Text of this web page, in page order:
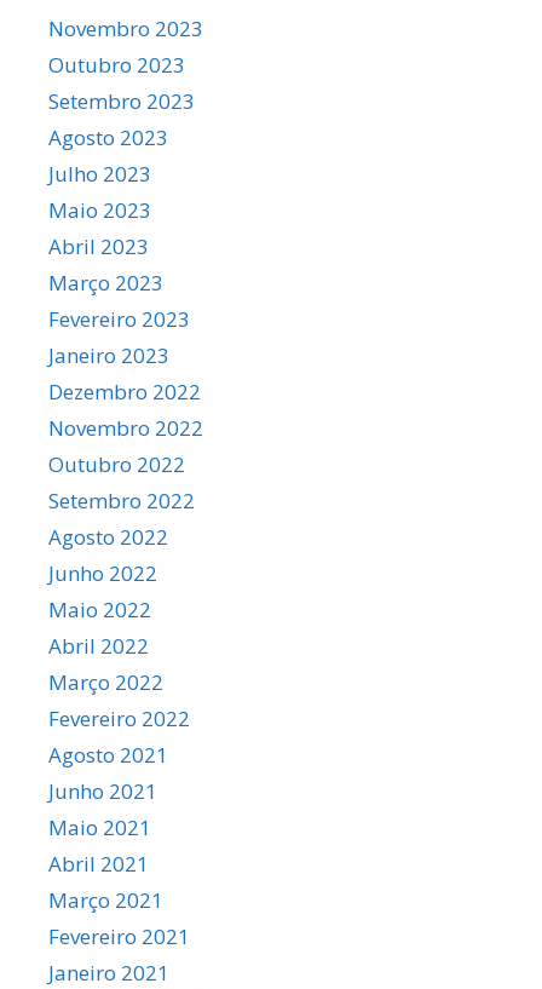
Novembro 2023
Outubro 2023
Setembro 2023
Agosto 2023
Julho 2023
Maio 2023
Abril 2023
Março 2023
Fevereiro 2023
Janeiro 2023
Dezembro 2022
Novembro 2022
Outubro 2022
Setembro 2022
Agosto 2022
Junho 2022
Maio 2022
Abril 2022
Março 2022
Fevereiro 2022
Agosto 2021
Junho 2021
Maio 2021
Abril 2021
Março 2021
Fevereiro 2021
Janeiro 2021